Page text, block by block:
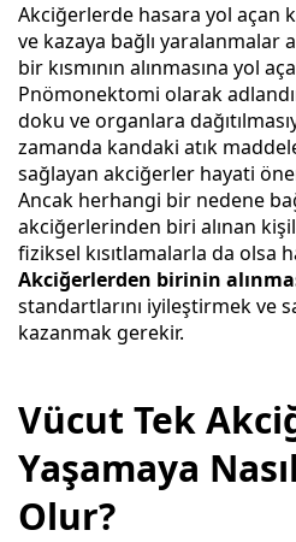
Akciğerlerde hasara yol açan
ve kazaya bağlı yaralanmalar
bir kısmının alınmasına yol
Pnömonektomi olarak
doku ve organlara
zamanda kandaki atık
sağlayan akciğerler hayati
Ancak herhangi bir nedene
akciğerlerinden biri alınan
fiziksel kısıtlamalarla da olsa
Akciğerlerden birinin
standartlarını iyileştirmek ve
kazanmak gerekir.
Vücut Tek
Yaşamaya
Olur?